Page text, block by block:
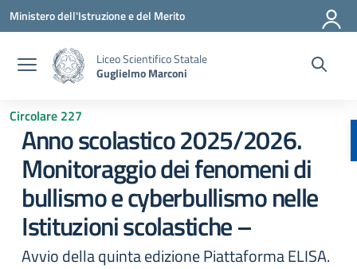
Vai ai contenuti
Vai al menu di navigazione
Vai al footer
Ministero dell'Istruzione e del Merito
Liceo Scientifico Statale
Guglielmo Marconi
Circolare 227
Anno scolastico 2025/2026.
Monitoraggio dei fenomeni di
bullismo e cyberbullismo nelle
Istituzioni scolastiche –
Avvio della quinta edizione Piattaforma ELISA.